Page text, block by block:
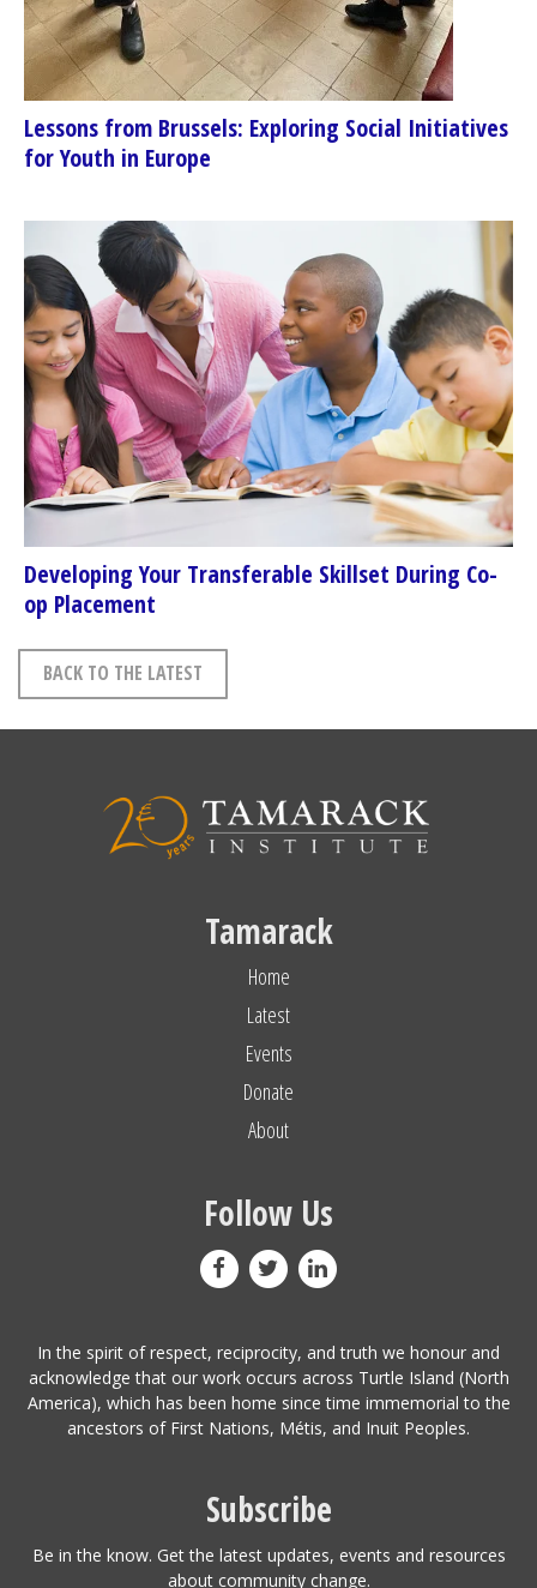
Lessons from Brussels: Exploring Social Initiatives
for Youth in Europe
Developing Your Transferable Skillset During Co-
op Placement
BACK TO THE LATEST
Tamarack
Home
Latest
Events
Donate
About
Follow Us
In the spirit of respect, reciprocity, and truth we honour and
acknowledge that our work occurs across Turtle Island (North
America), which has been home since time immemorial to the
ancestors of First Nations, Métis, and Inuit Peoples.
Subscribe
Be in the know. Get the latest updates, events and resources
about community change.